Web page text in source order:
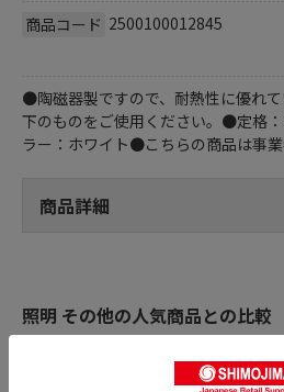
商品コード 2500100012845
●陶磁器製ですので、耐熱性に優れ
下のものをご使用ください。●定格
ラー：ホワイト●こちらの商品は事業
商品詳細
照明 その他の人気商品との比較